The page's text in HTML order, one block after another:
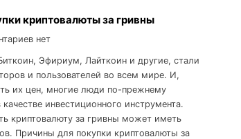
криптовалюты за гривны
нет
Эфириум, Лайткоин и другие, стали
и пользователей во всем мире. И,
их цен, многие люди по-прежнему
инвестиционного инструмента.
криптовалюту за гривны может иметь
Причины для покупки криптовалюты за